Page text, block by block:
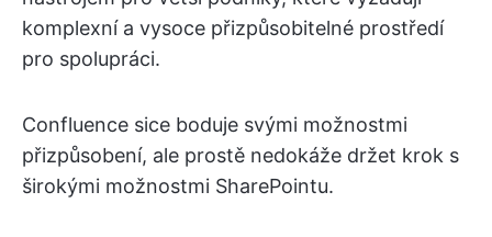
komplexní a vysoce přizpůsobitelné prostředí
pro spolupráci.
Confluence sice boduje svými možnostmi
přizpůsobení, ale prostě nedokáže držet krok s
širokými možnostmi SharePointu.